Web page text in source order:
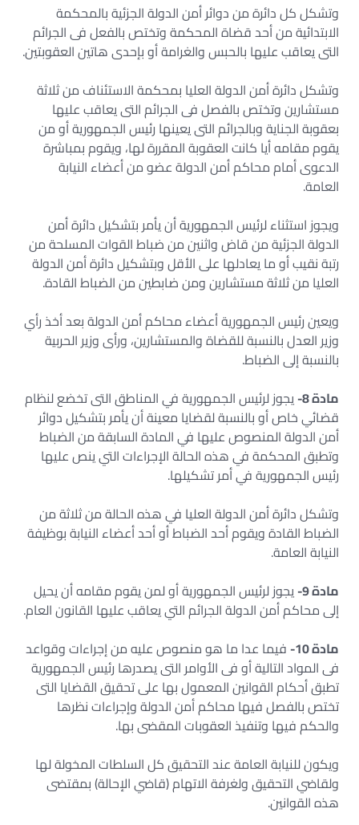
وتشكل كل دائرة من دوائر أمن الدولة الجزئية بالمحكمة
الابتدائية من أحد قضاة المحكمة وتختص بالفعل فى الجرائم
التى يعاقب عليها بالحبس والغرامة أو بإحدى هاتين العقوبتين.
وتشكل دائرة أمن الدولة العليا بمحكمة الاستئناف من ثلاثة
مستشارين وتختص بالفصل فى الجرائم التى يعاقب عليها
بعقوبة الجناية وبالجرائم التى يعينها رئيس الجمهورية أو من
يقوم مقامه أيا كانت العقوبة المقررة لها، ويقوم بمباشرة
الدعوى أمام محاكم أمن الدولة عضو من أعضاء النيابة
العامة.
ويجوز استثناء لرئيس الجمهورية أن يأمر بتشكيل دائرة أمن
الدولة الجزئية من قاض واثنين من ضباط القوات المسلحة من
رتبة نقيب أو ما يعادلها على الأقل وبتشكيل دائرة أمن الدولة
العليا من ثلاثة مستشارين ومن ضابطين من الضباط القادة.
ويعين رئيس الجمهورية أعضاء محاكم أمن الدولة بعد أخذ رأي
وزير العدل بالنسبة للقضاة والمستشارين، ورأى وزير الحربية
بالنسبة إلى الضباط.
مادة 8-
يجوز لرئيس الجمهورية في المناطق التى تخضع لنظام
قضائي خاص أو بالنسبة لقضايا معينة أن يأمر بتشكيل دوائر
أمن الدولة المنصوص عليها في المادة السابقة من الضباط
وتطبق المحكمة في هذه الحالة الإجراءات التي ينص عليها
رئيس الجمهورية في أمر تشكيلها.
وتشكل دائرة أمن الدولة العليا في هذه الحالة من ثلاثة من
الضباط القادة ويقوم أحد الضباط أو أحد أعضاء النيابة بوظيفة
النيابة العامة.
مادة 9-
يجوز لرئيس الجمهورية أو لمن يقوم مقامه أن يحيل
إلى محاكم أمن الدولة الجرائم التي يعاقب عليها القانون العام.
مادة 10-
فيما عدا ما هو منصوص عليه من إجراءات وقواعد
فى المواد التالية أو فى الأوامر التى يصدرها رئيس الجمهورية
تطبق أحكام القوانين المعمول بها على تحقيق القضايا التى
تختص بالفصل فيها محاكم أمن الدولة وإجراءات نظرها
والحكم فيها وتنفيذ العقوبات المقضى بها.
ويكون للنيابة العامة عند التحقيق كل السلطات المخولة لها
ولقاضي التحقيق ولغرفة الاتهام (قاضي الإحالة) بمقتضى
هذه القوانين.